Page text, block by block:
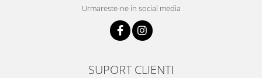
Urmareste-ne in social media
SUPORT CLIENTI